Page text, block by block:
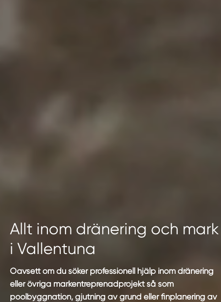
Allt inom dränering och mark
i Vallentuna
Oavsett om du söker professionell hjälp inom dränering
eller övriga markentreprenadprojekt så som
poolbyggnation, gjutning av grund eller finplanering av